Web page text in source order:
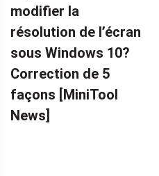
modifier la
résolution de l’écran
sous Windows 10?
Correction de 5
façons [MiniTool
News]